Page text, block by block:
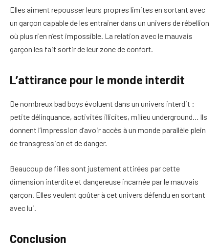
Elles aiment repousser leurs propres limites en sortant avec
un garçon capable de les entrainer dans un univers de rébellion
où plus rien n’est impossible. La relation avec le mauvais
garçon les fait sortir de leur zone de confort.
L’attirance pour le monde interdit
De nombreux bad boys évoluent dans un univers interdit :
petite délinquance, activités illicites, milieu underground… Ils
donnent l’impression d’avoir accès à un monde parallèle plein
de transgression et de danger.
Beaucoup de filles sont justement attirées par cette
dimension interdite et dangereuse incarnée par le mauvais
garçon. Elles veulent goûter à cet univers défendu en sortant
avec lui.
Conclusion